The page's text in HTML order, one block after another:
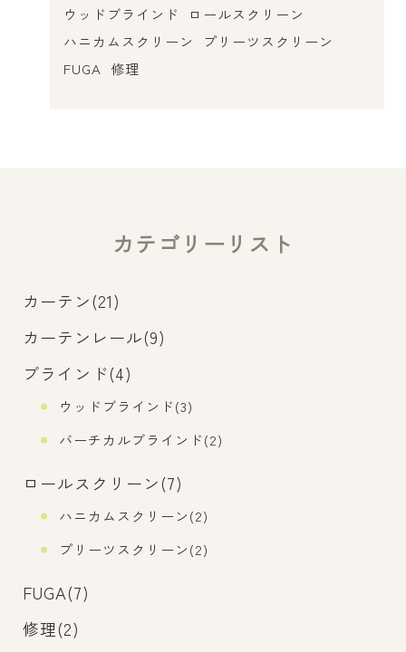
カテゴリーリスト
カーテン(21)
カーテンレール(9)
ブラインド(4)
ウッドブラインド(3)
バーチカルブラインド(2)
ロールスクリーン(7)
ハニカムスクリーン(2)
プリーツスクリーン(2)
FUGA(7)
修理(2)
ウッドブラインド
ロールスクリーン
ハニカムスクリーン
プリーツスクリーン
FUGA
修理